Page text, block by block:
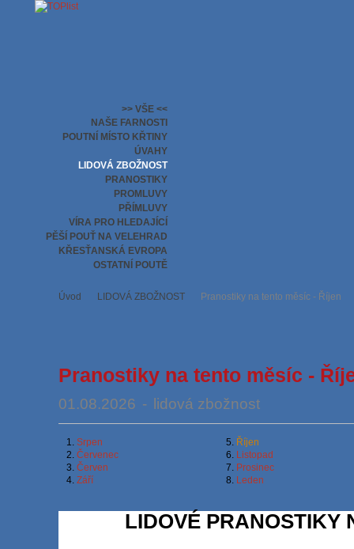
>> VŠE <<
NAŠE FARNOSTI
POUTNÍ MÍSTO KŘTINY
ÚVAHY
LIDOVÁ ZBOŽNOST
PRANOSTIKY
PROMLUVY
PŘÍMLUVY
VÍRA PRO HLEDAJÍCÍ
PĚŠÍ POUŤ NA VELEHRAD
KŘESŤANSKÁ EVROPA
OSTATNÍ POUTĚ
Úvod LIDOVÁ ZBOŽNOST Pranostiky na tento měsíc - Říjen
Pranostiky na tento měsíc -
01.08.2026 - lidová zbožnost
1. Srpen
2. Červenec
3. Červen
4. Září
5. Říjen
6. Listopad
7. Prosinec
8. Leden
LIDOVÉ PRANOSTIKY